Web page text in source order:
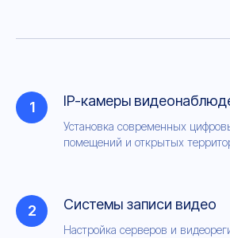
IP-камеры
Установка современных
помещений и открытых
Системы записи видео
Настройка серверов и